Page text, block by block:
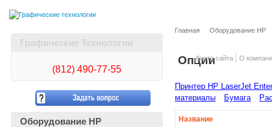
Карта сайта О
Графические Технологии
(812) 490-77-55
Оборудование HP
Главная Оборудование HP
Опции
Принтер HP LaserJet
материалы
Бумага
Название